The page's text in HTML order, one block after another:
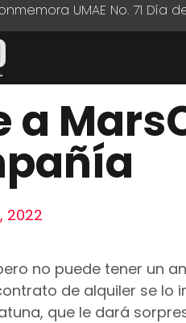
UMAE No. 71 Día
a
2022
no puede tener un
de alquiler se lo
que le dará